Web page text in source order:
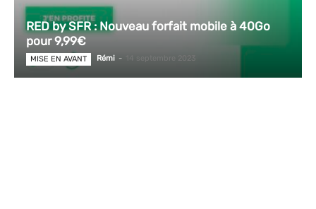
RED by SFR : Nouveau forfait mobile à 40Go
pour 9,99€
MISE EN AVANT Rémi - 14 septembre 2023